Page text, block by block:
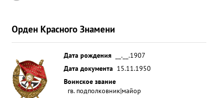
Орден Красного Знамени
Дата рождения
__.__.1907
Дата документа 15.11.1950
Воинское звание
гв. подполковник|майор